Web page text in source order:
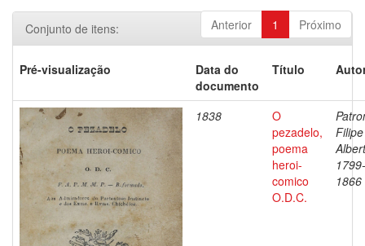
Anterior 1 Próximo
Conjunto de itens:
Pré-visualização
Data do
documento
Título
1838
O
pezadelo,
poema
heroi-
comico
O.D.C.
Filipe
1799-
1866